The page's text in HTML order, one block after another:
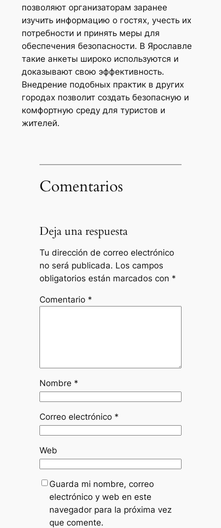
позволяют организаторам заранее
изучить информацию о гостях, учесть их
потребности и принять меры для
обеспечения безопасности. В Ярославле
такие анкеты широко используются и
доказывают свою эффективность.
Внедрение подобных практик в других
городах позволит создать безопасную и
комфортную среду для туристов и
жителей.
Comentarios
Deja una respuesta
Tu dirección de correo electrónico
no será publicada. Los campos
obligatorios están marcados con *
Comentario *
Nombre *
Correo electrónico *
Web
Guarda mi nombre, correo
electrónico y web en este
navegador para la próxima vez
que comente.